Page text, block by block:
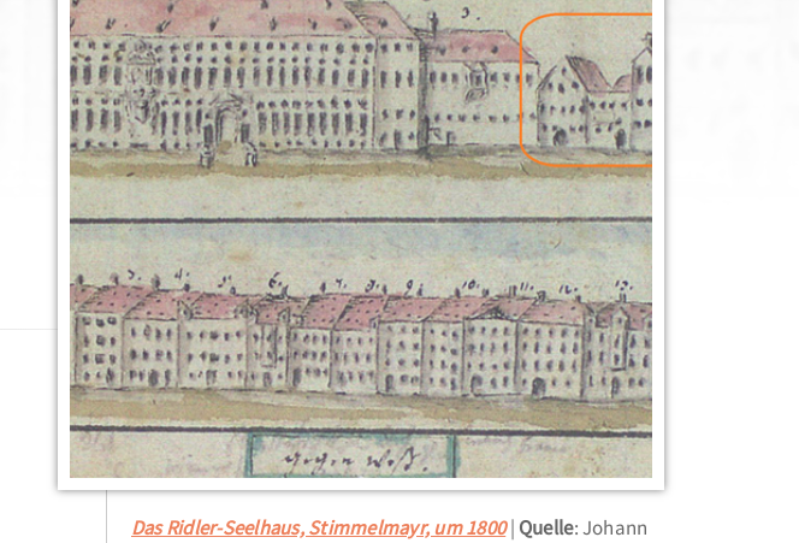
Das Ridler-Seelhaus, Stimmelmayr, um 1800 Quelle: Johann